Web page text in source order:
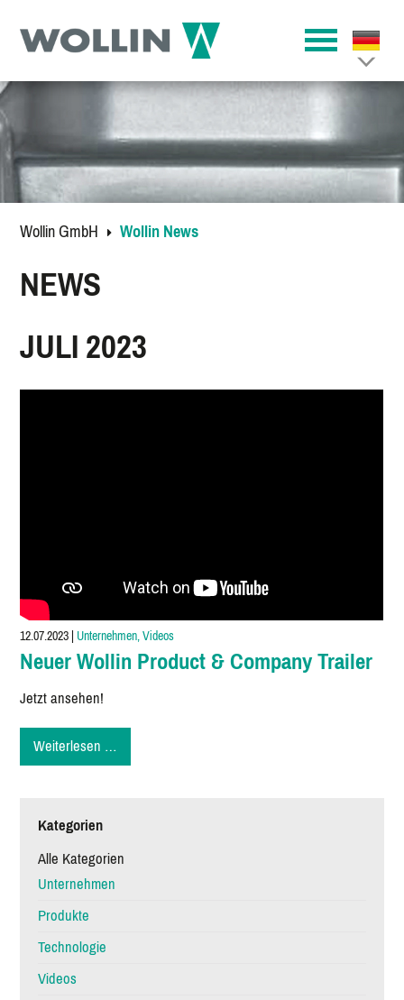
Wollin GmbH Wollin News
NEWS
JULI 2023
12.07.2023|Unternehmen, Videos
Neuer Wollin Product & Company Trailer
Jetzt ansehen!
Weiterlesen …
Wollin
Kategorien
Alle Kategorien
Unternehmen
Produkte
Technologie
Videos